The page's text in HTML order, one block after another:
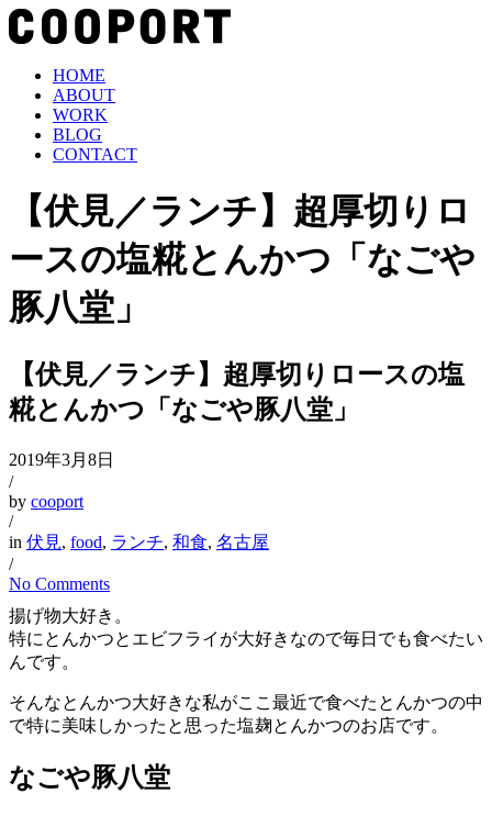
HOME
ABOUT
WORK
BLOG
CONTACT
【伏見／ランチ】超厚切りロ
ースの塩糀とんかつ「なごや
豚八堂」
【伏見／ランチ】超厚切りロースの塩
糀とんかつ「なごや豚八堂」
2019年3月8日
/
by cooport
/
in 伏見, food, ランチ, 和食, 名古屋
/
No Comments
揚げ物大好き。
特にとんかつとエビフライが大好きなので毎日でも食べたい
んです。
そんなとんかつ大好きな私がここ最近で食べたとんかつの中
で特に美味しかったと思った塩麹とんかつのお店です。
なごや豚八堂